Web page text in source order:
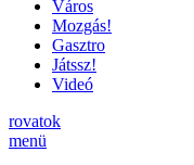
Város
Mozgás!
Gasztro
Játssz!
Videó
rovatok
menü